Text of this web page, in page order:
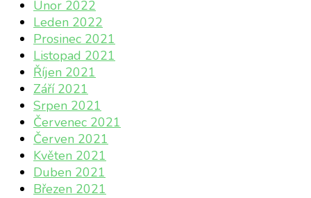
Únor 2022
Leden 2022
Prosinec 2021
Listopad 2021
Říjen 2021
Září 2021
Srpen 2021
Červenec 2021
Červen 2021
Květen 2021
Duben 2021
Březen 2021